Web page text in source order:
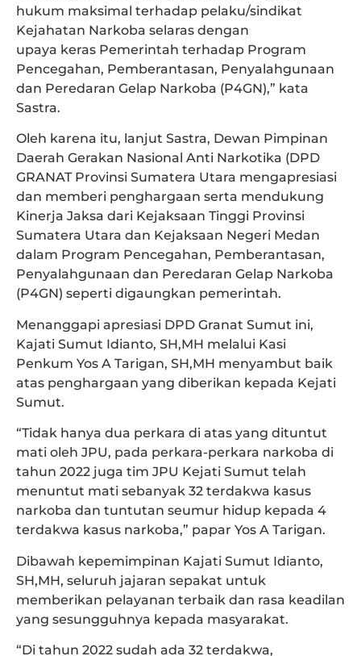
hukum maksimal terhadap pelaku/sindikat
Kejahatan Narkoba selaras dengan
upaya keras Pemerintah terhadap Program
Pencegahan, Pemberantasan, Penyalahgunaan
dan Peredaran Gelap Narkoba (P4GN),” kata
Sastra.
Oleh karena itu, lanjut Sastra, Dewan Pimpinan
Daerah Gerakan Nasional Anti Narkotika (DPD
GRANAT Provinsi Sumatera Utara mengapresiasi
dan memberi penghargaan serta mendukung
Kinerja Jaksa dari Kejaksaan Tinggi Provinsi
Sumatera Utara dan Kejaksaan Negeri Medan
dalam Program Pencegahan, Pemberantasan,
Penyalahgunaan dan Peredaran Gelap Narkoba
(P4GN) seperti digaungkan pemerintah.
Menanggapi apresiasi DPD Granat Sumut ini,
Kajati Sumut Idianto, SH,MH melalui Kasi
Penkum Yos A Tarigan, SH,MH menyambut baik
atas penghargaan yang diberikan kepada Kejati
Sumut.
“Tidak hanya dua perkara di atas yang dituntut
mati oleh JPU, pada perkara-perkara narkoba di
tahun 2022 juga tim JPU Kejati Sumut telah
menuntut mati sebanyak 32 terdakwa kasus
narkoba dan tuntutan seumur hidup kepada 4
terdakwa kasus narkoba,” papar Yos A Tarigan.
Dibawah kepemimpinan Kajati Sumut Idianto,
SH,MH, seluruh jajaran sepakat untuk
memberikan pelayanan terbaik dan rasa keadilan
yang sesungguhnya kepada masyarakat.
“Di tahun 2022 sudah ada 32 terdakwa,